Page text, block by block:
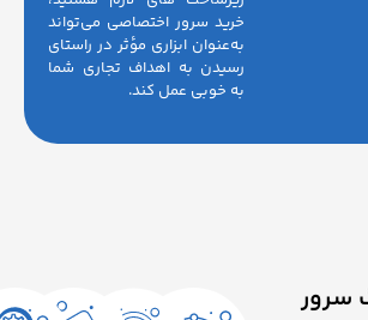
خرید سرور اختصاصی می‌تواند
به‌عنوان ابزاری مؤثر در راستای
رسیدن به اهداف تجاری شما
به خوبی عمل کند.